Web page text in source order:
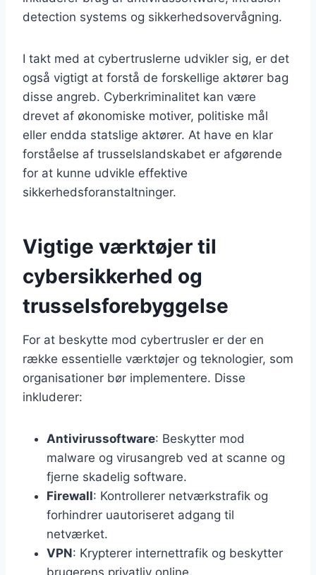
detection systems og sikkerhedsovervågning.
I takt med at cybertruslerne udvikler sig, er det
også vigtigt at forstå de forskellige aktører bag
disse angreb. Cyberkriminalitet kan være
drevet af økonomiske motiver, politiske mål
eller endda statslige aktører. At have en klar
forståelse af trusselslandskabet er afgørende
for at kunne udvikle effektive
sikkerhedsforanstaltninger.
Vigtige værktøjer til
cybersikkerhed og
trusselsforebyggelse
For at beskytte mod cybertrusler er der en
række essentielle værktøjer og teknologier, som
organisationer bør implementere. Disse
inkluderer:
Antivirussoftware: Beskytter mod
malware og virusangreb ved at scanne og
fjerne skadelig software.
Firewall: Kontrollerer netværkstrafik og
forhindrer uautoriseret adgang til
netværket.
VPN: Krypterer internettrafik og beskytter
brugerens privatliv online.